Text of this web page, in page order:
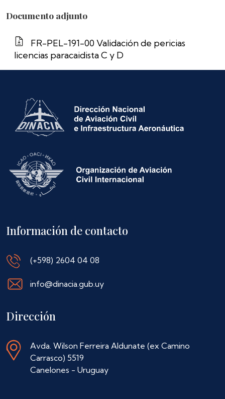
Documento adjunto
FR-PEL-191-00 Validación de pericias
licencias paracaidista C y D
Información de contacto
(+598) 2604 04 08
info@dinacia.gub.uy
Dirección
Avda. Wilson Ferreira Aldunate (ex Camino
Carrasco) 5519
Canelones - Uruguay